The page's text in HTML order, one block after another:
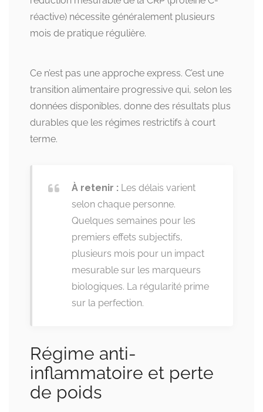
réactive) nécessite généralement plusieurs
mois de pratique régulière.
Ce n’est pas une approche express. C’est une
transition alimentaire progressive qui, selon les
données disponibles, donne des résultats plus
durables que les régimes restrictifs à court
terme.
À retenir : Les délais varient
selon chaque personne.
Quelques semaines pour les
premiers effets subjectifs,
plusieurs mois pour un impact
mesurable sur les marqueurs
biologiques. La régularité prime
sur la perfection.
Régime anti-
inflammatoire et perte
de poids